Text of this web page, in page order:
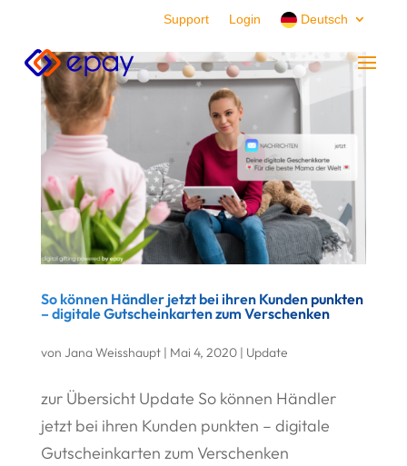
Support Login Deutsch
So können Händler jetzt bei ihren Kunden punkten
– digitale Gutscheinkarten zum Verschenken
von Jana Weisshaupt| Mai 4, 2020| Update
zur Übersicht Update So können Händler
jetzt bei ihren Kunden punkten – digitale
Gutscheinkarten zum Verschenken